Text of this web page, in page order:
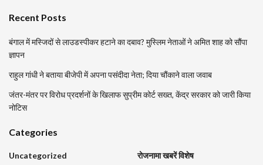
Recent Posts
बंगाल में मस्जिदों से लाउडस्पीकर हटाने का दबाव? मुस्लिम नेताओं ने अमित शाह को सौंपा
ज्ञापन
राहुल गांधी ने बताया बीजेपी में अपना पसंदीदा नेता; दिया चौंकाने वाला जवाब
जंतर-मंतर पर विरोध प्रदर्शनों के खिलाफ सुप्रीम कोर्ट सख्त, केंद्र सरकार को जारी किया
नोटिस
Categories
Uncategorized
रोजनामा खबरें विशेष